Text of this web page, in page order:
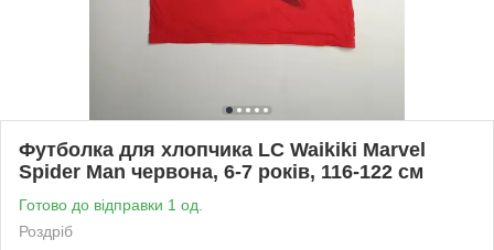
Футболка для хлопчика LC Waikiki Marvel
Spider Man червона, 6-7 років, 116-122 см
Готово до відправки 1 од.
Роздріб